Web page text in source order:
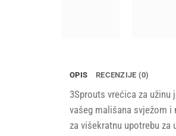
OPIS RECENZIJE (0)
3Sprouts vrećica za
vašeg mališana svježom i
za višekratnu upotrebu za